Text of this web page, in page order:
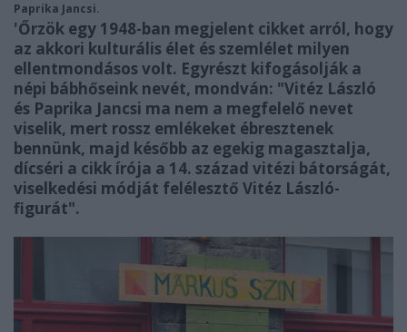
Paprika Jancsi.
'Őrzök egy 1948-ban megjelent cikket arról, hogy
az akkori kulturális élet és szemlélet milyen
ellentmondásos volt. Egyrészt kifogásolják a
népi bábhőseink nevét, mondván: "Vitéz László
és Paprika Jancsi ma nem a megfelelő nevet
viselik, mert rossz emlékeket ébresztenek
bennünk, majd később az egekig magasztalja,
dícséri a cikk írója a 14. század vitézi bátorságát,
viselkedési módját felélesztő Vitéz László-
figurát".